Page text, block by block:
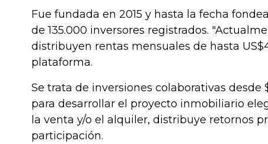
Fue fundada en 2015 y hasta la fecha
de 135.000 inversores registrados.
distribuyen rentas mensuales de hasta
plataforma.
Se trata de inversiones colaborativas desde
para desarrollar el proyecto inmobiliario
la venta y/o el alquiler, distribuye retornos
participación.